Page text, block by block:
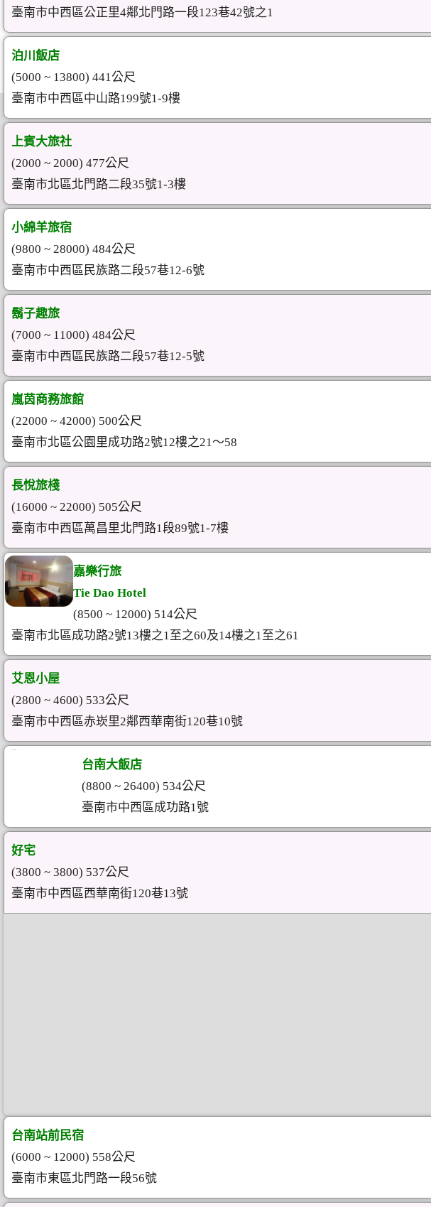
臺南市中西區公正里4鄰北門路一段123巷42號之1
泊川飯店
(5000 ~ 13800) 441公尺
臺南市中西區中山路199號1-9樓
上賓大旅社
(2000 ~ 2000) 477公尺
臺南市北區北門路二段35號1-3樓
小綿羊旅宿
(9800 ~ 28000) 484公尺
臺南市中西區民族路二段57巷12-6號
鬍子趣旅
(7000 ~ 11000) 484公尺
臺南市中西區民族路二段57巷12-5號
嵐茵商務旅館
(22000 ~ 42000) 500公尺
臺南市北區公園里成功路2號12樓之21～58
長悅旅棧
(16000 ~ 22000) 505公尺
臺南市中西區萬昌里北門路1段89號1-7樓
嘉樂行旅
Tie Dao Hotel
(8500 ~ 12000) 514公尺
臺南市北區成功路2號13樓之1至之60及14樓之1至之61
艾恩小屋
(2800 ~ 4600) 533公尺
臺南市中西區赤崁里2鄰西華南街120巷10號
台南大飯店
(8800 ~ 26400) 534公尺
臺南市中西區成功路1號
好宅
(3800 ~ 3800) 537公尺
臺南市中西區西華南街120巷13號
台南站前民宿
(6000 ~ 12000) 558公尺
臺南市東區北門路一段56號